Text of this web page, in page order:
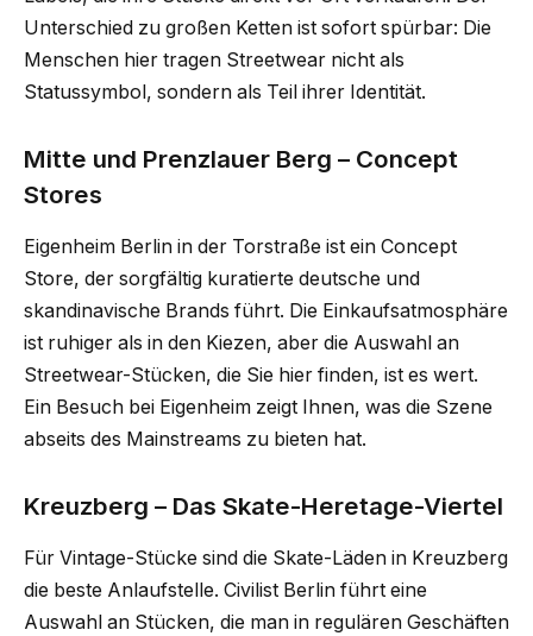
Unterschied zu großen Ketten ist sofort spürbar: Die
Menschen hier tragen Streetwear nicht als
Statussymbol, sondern als Teil ihrer Identität.
Mitte und Prenzlauer Berg – Concept
Stores
Eigenheim Berlin in der Torstraße ist ein Concept
Store, der sorgfältig kuratierte deutsche und
skandinavische Brands führt. Die Einkaufsatmosphäre
ist ruhiger als in den Kiezen, aber die Auswahl an
Streetwear-Stücken, die Sie hier finden, ist es wert.
Ein Besuch bei Eigenheim zeigt Ihnen, was die Szene
abseits des Mainstreams zu bieten hat.
Kreuzberg – Das Skate-Heretage-Viertel
Für Vintage-Stücke sind die Skate-Läden in Kreuzberg
die beste Anlaufstelle. Civilist Berlin führt eine
Auswahl an Stücken, die man in regulären Geschäften